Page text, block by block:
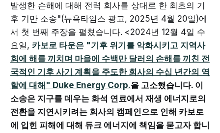
발생한 손해에 대해 전력 회사를 상대로 한 최초의 기
후 기만 소송"(뉴욕타임스 광고, 2025년 4월 20일)에
서 첫 번째 주장을 펼쳤습니다. <2024년 12월 4일 수
요일, 카보로 타운은 "기후 위기를 악화시키고 지역사
회에 해를 끼치며 마을에 수백만 달러의 손해를 끼친 전
국적인 기후 사기 계획을 주도한 회사의 수십 년간의 역
할에 대해" Duke Energy Corp.을 고소했습니다. 이
소송은 지구를 데우는 화석 연료에서 재생 에너지로의
전환을 지연시키려는 회사의 캠페인으로 인해 카보로
에 입힌 피해에 대해 듀크 에너지에 책임을 묻고자 합니